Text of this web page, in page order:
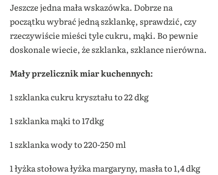
Jeszcze jedna mała wskazówka. Dobrze na
początku wybrać jedną szklankę, sprawdzić, czy
rzeczywiście mieści tyle cukru, mąki. Bo pewnie
doskonale wiecie, że szklanka, szklance nierówna.
Mały przelicznik miar kuchennych:
1 szklanka cukru kryształu to 22 dkg
1 szklanka mąki to 17dkg
1 szklanka wody to 220-250 ml
1 łyżka stołowa łyżka margaryny, masła to 1,4 dkg